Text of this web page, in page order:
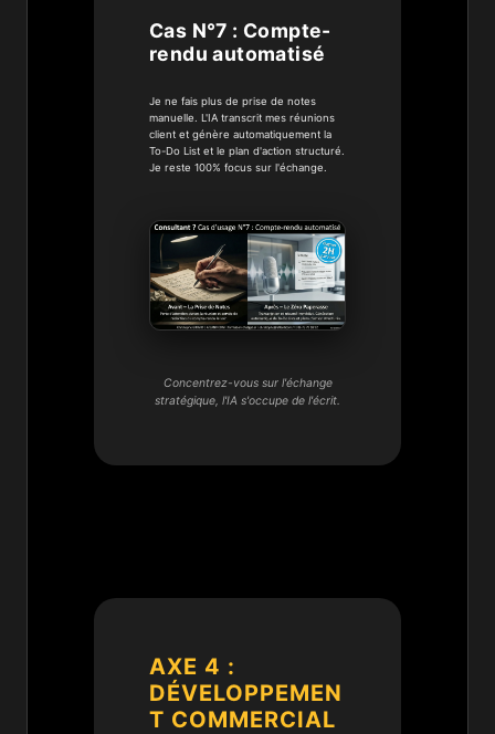
Cas N°7 : Compte-
rendu automatisé
Je ne fais plus de prise de notes
manuelle. L'IA transcrit mes réunions
client et génère automatiquement la
To-Do List et le plan d'action structuré.
Je reste 100% focus sur l'échange.
Concentrez-vous sur l'échange
stratégique, l'IA s'occupe de l'écrit.
AXE 4 :
DÉVELOPPEMEN
T COMMERCIAL